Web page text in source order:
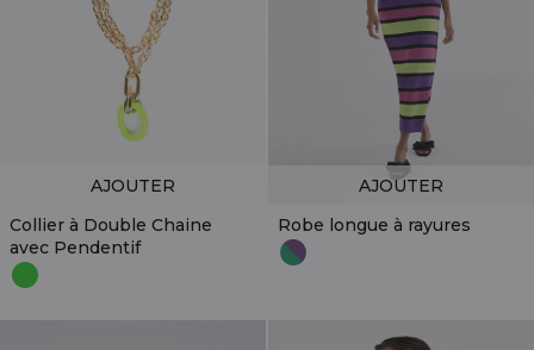
Collier à Double Chaine
avec Pendentif
AJOUTER
Robe longue à rayures
AJOUTER